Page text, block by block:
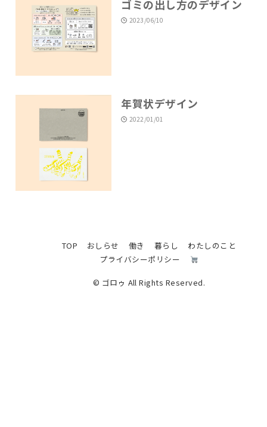
ゴミの出し方のデザイン
2023/06/10
年賀状デザイン
2022/01/01
TOP おしらせ 働き 暮らし
わたしのこと
プライバシーポリシー
© ゴロゥ All Rights Reserved.